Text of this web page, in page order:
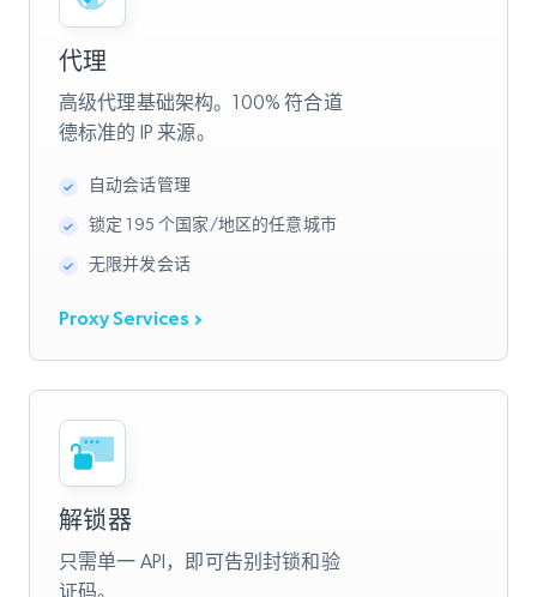
代理
高级代理基础架构。100% 符合道
德标准的 IP 来源。
自动会话管理
锁定 195 个国家/地区的任意城市
无限并发会话
Proxy Services
解锁器
只需单一 API，即可告别封锁和验
证码。